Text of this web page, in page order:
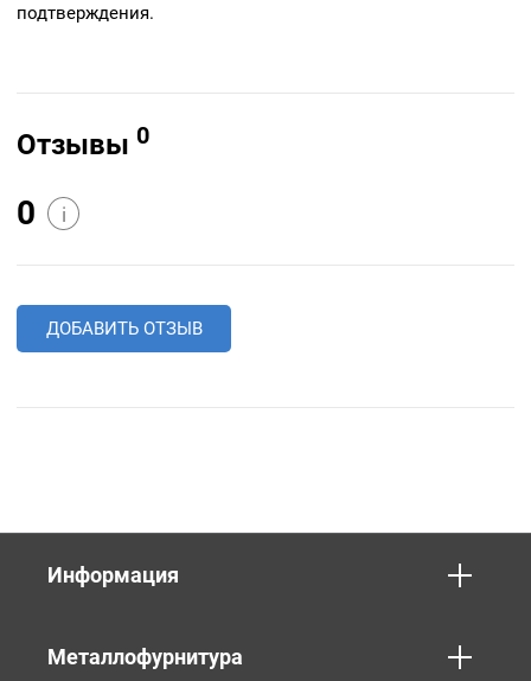
подтверждения.
Отзывы 0
0 i
ДОБАВИТЬ ОТЗЫВ
Информация
Металлофурнитура